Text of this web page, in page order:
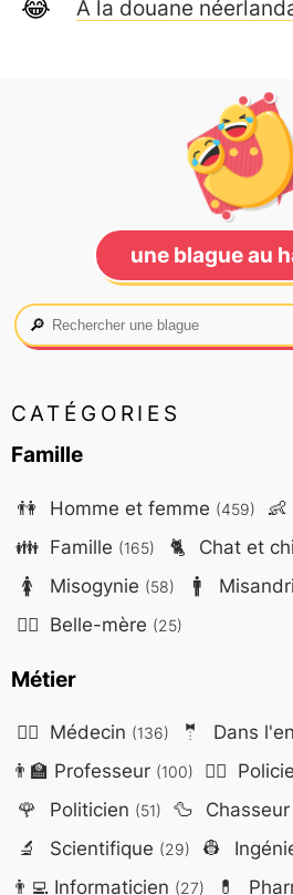
À la douane
une blague au
🔎
CATÉGORIES
Famille
👫 Homme et femme (459) 👶
👪 Famille (165) 🐈 Chat et
🚺 Misogynie (58) 🚹
🤷‍♀️ Belle-mère (25)
Métier
👨‍⚕️ Médecin (136) 🤵 Dans
👨‍🏫 Professeur (100) 👮‍♂️
🌹 Politicien (51) 🦆 Chasseur
🔬 Scientifique (29) 👷
👨‍💻Informaticien (27) 💊